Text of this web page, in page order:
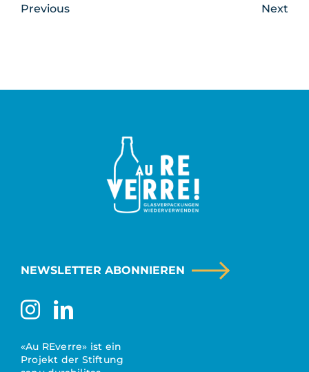
Previous Next
NEWSLETTER ABONNIEREN
«Au REverre» ist ein
Projekt der Stiftung